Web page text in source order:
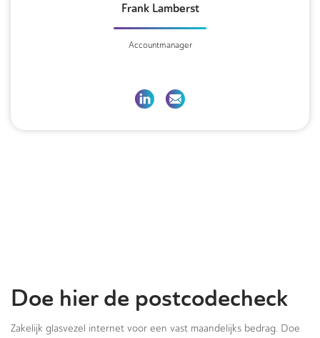
Frank Lamberst
Accountmanager
Doe hier de postcodecheck
Zakelijk glasvezel internet voor een vast maandelijks bedrag. Doe